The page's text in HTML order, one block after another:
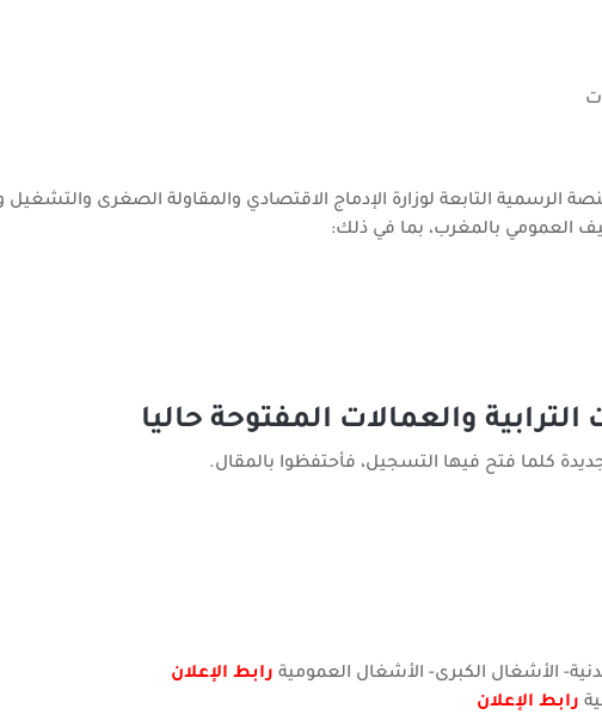
الرسمية التابعة لوزارة الإدماج الاقتصادي والمقاولة الصغرى والتشغيل
العمومي بالمغرب، بما في ذلك:
والعمالات المفتوحة حاليا
كلما فتح فيها التسجيل، فأحتفظوا بالمقال.
رابط الإعلان
رابط الإعلان